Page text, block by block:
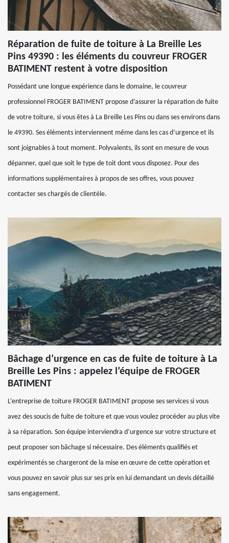
Réparation de fuite de toiture à La Breille Les
Pins 49390 : les éléments du couvreur FROGER
BATIMENT restent à votre disposition
Possédant une longue expérience dans le domaine, le couvreur
professionnel FROGER BATIMENT propose d’assurer la réparation de fuite
de votre toiture, si vous êtes à La Breille Les Pins ou dans ses environs dans
le 49390. Ses éléments interviennent même dans les cas d’urgence et ils
sont joignables à tout moment. Polyvalents, ils sont en mesure de vous
dépanner, quel que soit le type de toit dont vous disposez. Pour des
informations supplémentaires à propos de ses offres, vous pouvez
contacter ses chargés de clientèle.
Bâchage d’urgence en cas de fuite de toiture à La
Breille Les Pins : appelez l’équipe de FROGER
BATIMENT
L’entreprise de toiture FROGER BATIMENT propose ses services si vous
avez des soucis de fuite de toiture et que vous voulez procéder au plus vite
à sa réparation. Son équipe interviendra d’urgence sur votre structure et
peut proposer son bâchage si nécessaire. Des éléments qualifiés et
expérimentés se chargeront de la mise en œuvre de cette opération et
vous pouvez en savoir plus sur ses prix en lui demandant un devis détaillé
sans engagement.